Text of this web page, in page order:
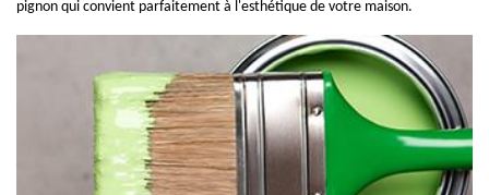
pignon qui convient parfaitement à l'esthétique de votre maison.